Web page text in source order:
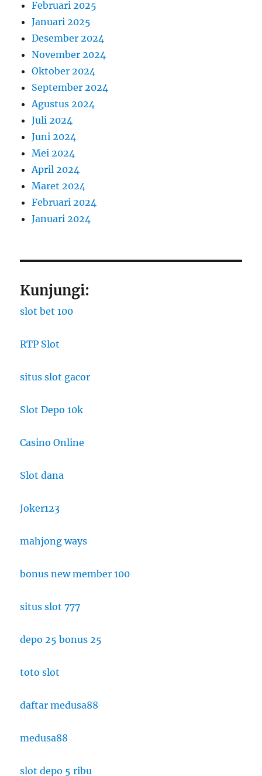
Februari 2025
Januari 2025
Desember 2024
November 2024
Oktober 2024
September 2024
Agustus 2024
Juli 2024
Juni 2024
Mei 2024
April 2024
Maret 2024
Februari 2024
Januari 2024
Kunjungi:
slot bet 100
RTP Slot
situs slot gacor
Slot Depo 10k
Casino Online
Slot dana
Joker123
mahjong ways
bonus new member 100
situs slot 777
depo 25 bonus 25
toto slot
daftar medusa88
medusa88
slot depo 5 ribu